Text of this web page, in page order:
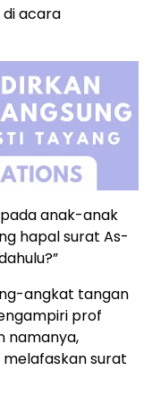
acara
anak-anak
hapal surat As-
angkat tangan
prof
surat